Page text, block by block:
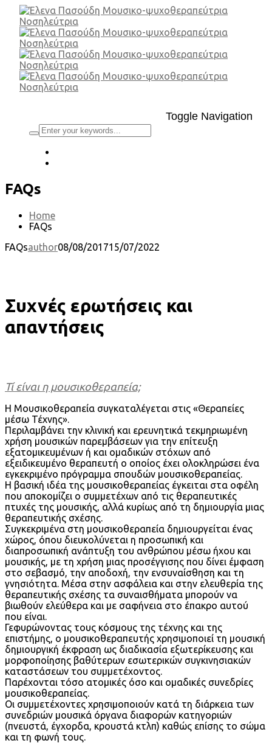
Toggle Navigation
FAQs
Home
FAQs
FAQsauthor08/08/201715/07/2022
Συχνές ερωτήσεις και
απαντήσεις
Τί είναι η μουσικοθεραπεία;
Η Μουσικοθεραπεία συγκαταλέγεται στις «Θεραπείες
μέσω Τέχνης».
Περιλαμβάνει την κλινική και ερευνητικά τεκμηριωμένη
χρήση μουσικών παρεμβάσεων για την επίτευξη
εξατομικευμένων ή και ομαδικών στόχων από
εξειδικευμένο θεραπευτή ο οποίος έχει ολοκληρώσει ένα
εγκεκριμένο πρόγραμμα σπουδών μουσικοθεραπείας.
Η βασική ιδέα της μουσικοθεραπείας έγκειται στα οφέλη
που αποκομίζει ο συμμετέχων από τις θεραπευτικές
πτυχές της μουσικής, αλλά κυρίως από τη δημιουργία μιας
θεραπευτικής σχέσης.
Συγκεκριμένα στη μουσικοθεραπεία δημιουργείται ένας
χώρος, όπου διευκολύνεται η προσωπική και
διαπροσωπική ανάπτυξη του ανθρώπου μέσω ήχου και
μουσικής, με τη χρήση μιας προσέγγισης που δίνει έμφαση
στο σεβασμό, την αποδοχή, την ενσυναίσθηση και τη
γνησιότητα. Μέσα στην ασφάλεια και στην ελευθερία της
θεραπευτικής σχέσης τα συναισθήματα μπορούν να
βιωθούν ελεύθερα και με σαφήνεια στο έπακρο αυτού
που είναι.
Γεφυρώνοντας τους κόσμους της τέχνης και της
επιστήμης, ο μουσικοθεραπευτής χρησιμοποιεί τη μουσική
δημιουργική έκφραση ως διαδικασία εξωτερίκευσης και
μορφοποίησης βαθύτερων εσωτερικών συγκινησιακών
καταστάσεων του συμμετέχοντος.
Παρέχονται τόσο ατομικές όσο και ομαδικές συνεδρίες
μουσικοθεραπείας.
Οι συμμετέχοντες χρησιμοποιούν κατά τη διάρκεια των
συνεδριών μουσικά όργανα διαφορών κατηγοριών
(πνευστά, έγχορδα, κρουστά κτλπ) καθώς επίσης το σώμα
και τη φωνή τους.